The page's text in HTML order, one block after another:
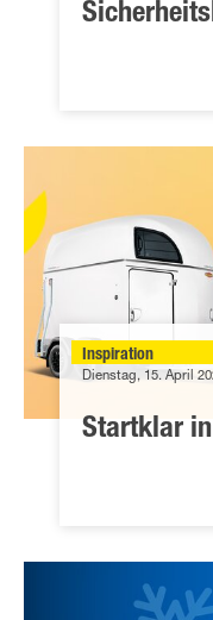
Inspiration
Dienstag, 15. April
Startklar